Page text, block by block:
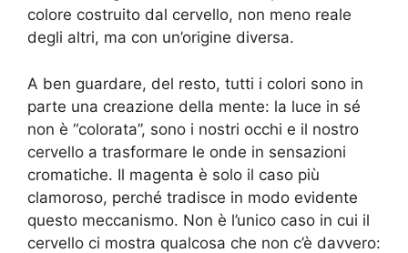
colore costruito dal cervello, non meno reale
degli altri, ma con un’origine diversa.
A ben guardare, del resto, tutti i colori sono in
parte una creazione della mente: la luce in sé
non è “colorata”, sono i nostri occhi e il nostro
cervello a trasformare le onde in sensazioni
cromatiche. Il magenta è solo il caso più
clamoroso, perché tradisce in modo evidente
questo meccanismo. Non è l’unico caso in cui il
cervello ci mostra qualcosa che non c’è davvero: